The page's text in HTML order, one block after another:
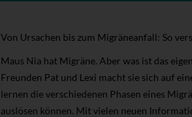
Von Ursachen bis zum Migräneanfall: So
Maus Nia hat Migräne. Aber was ist das
Freunden Pat und Lexi macht sie sich auf
lernen die verschiedenen Phasen eines
auslösen können. Mit vielen neuen